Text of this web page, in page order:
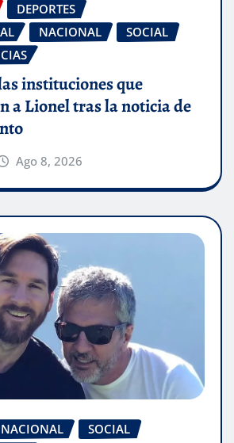
DEPORTES
NACIONAL
SOCIAL
instituciones que
a Lionel tras la noticia de
Ago 8, 2026
NACIONAL
SOCIAL